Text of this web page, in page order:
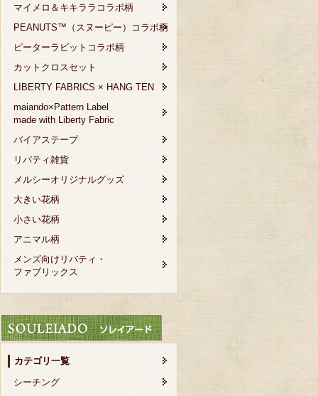
マイメロ＆キキララコラボ柄
PEANUTS™（スヌーピー）コラボ柄
ピーターラビットコラボ柄
カットクロスセット
LIBERTY FABRICS × HANG TEN
maiando×Pattern Label
made with Liberty Fabric
バイアステープ
リバティ雑貨
メルシーオリジナルグッズ
大きい花柄
小さい花柄
アニマル柄
メンズ向けリバティ・
ファブリックス
カテゴリ一覧
シーチング